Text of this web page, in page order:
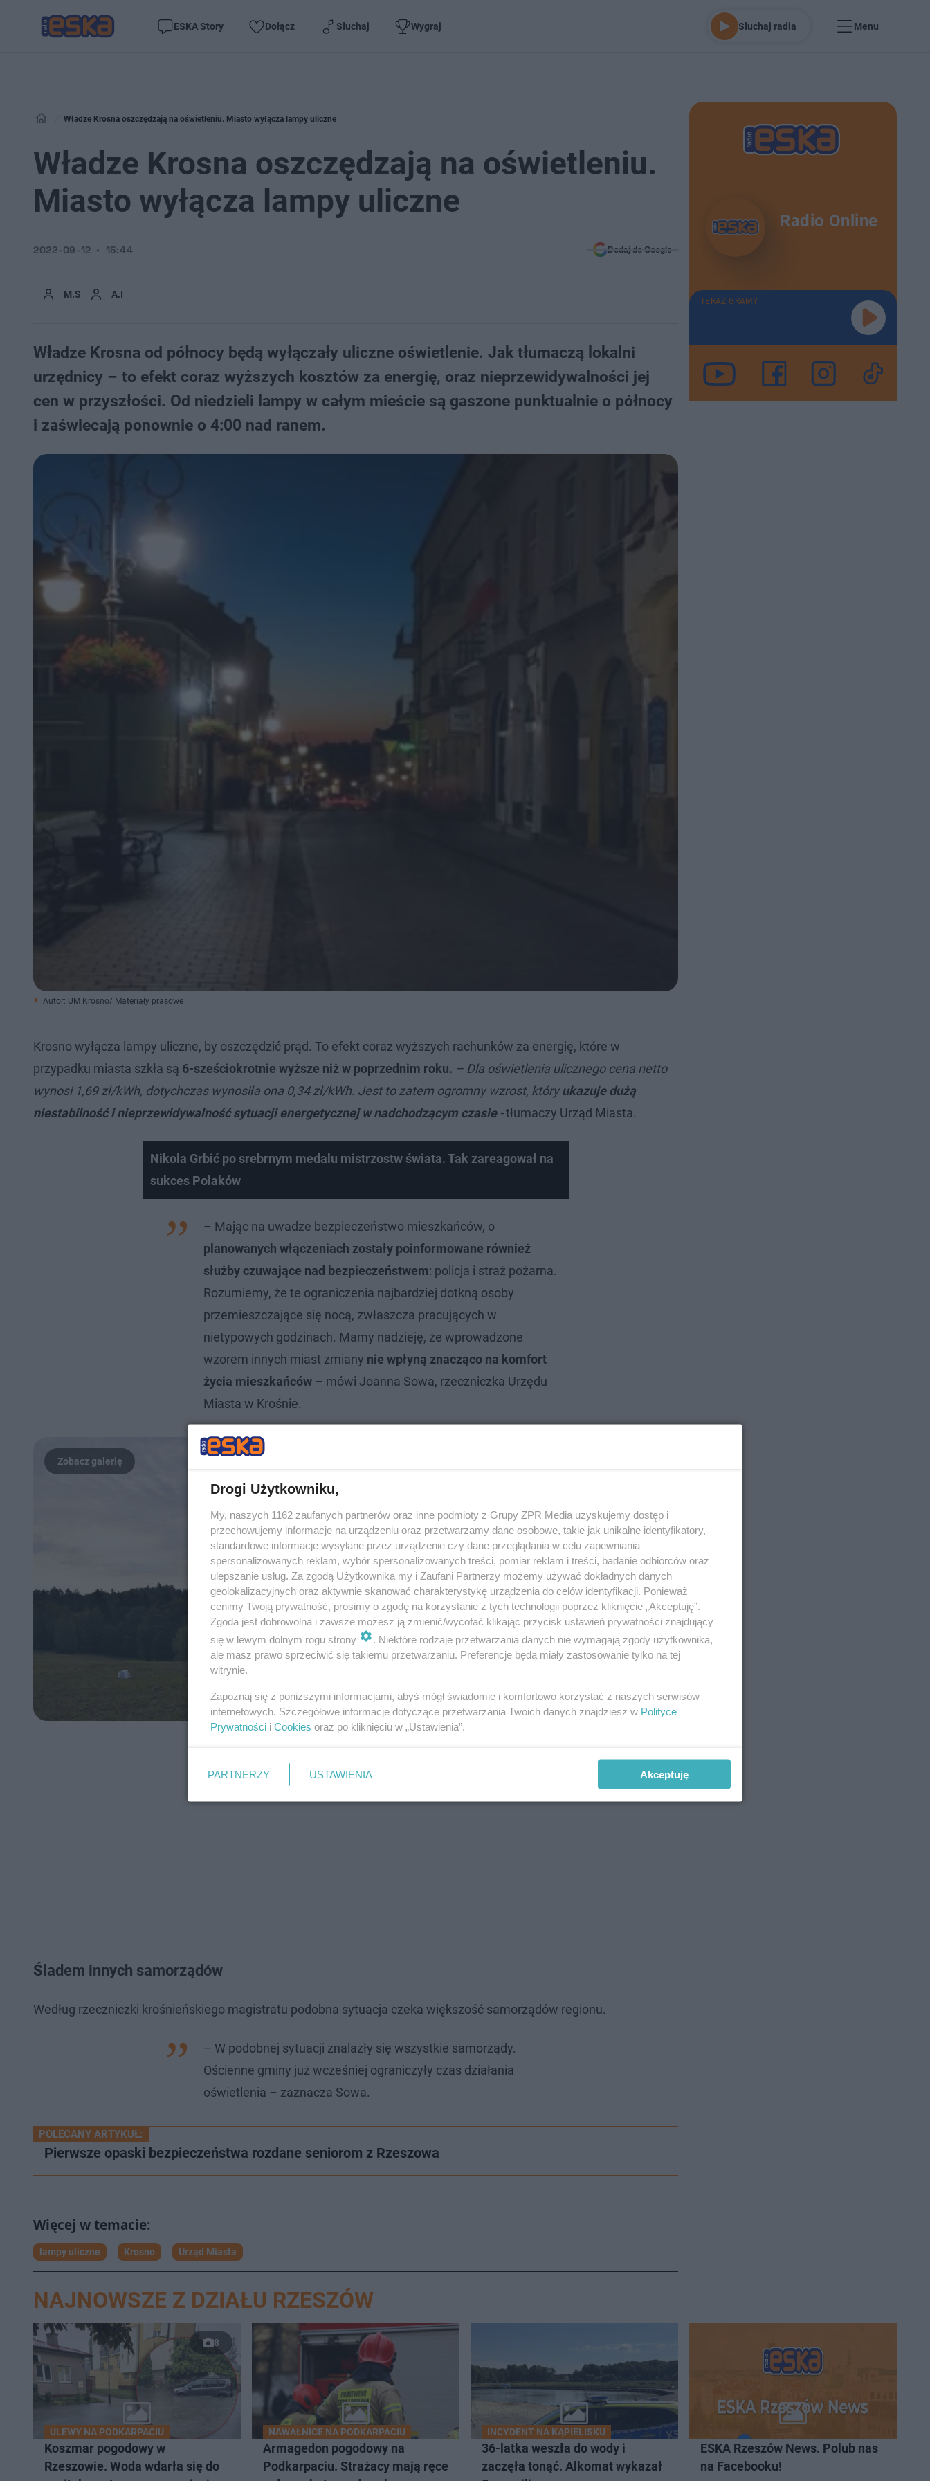
ESKA Story Dołącz Słuchaj Wygraj Słuchaj radia Menu
Władze Krosna oszczędzają na oświetleniu. Miasto wyłącza lampy uliczne
Władze Krosna oszczędzają na oświetleniu.
Miasto wyłącza lampy uliczne
M.S A.I
2022-09-12 15:44 Dodaj do Google
Władze Krosna od północy będą wyłączały uliczne oświetlenie. Jak tłumaczą lokalni
urzędnicy – to efekt coraz wyższych kosztów za energię, oraz nieprzewidywalności jej
cen w przyszłości. Od niedzieli lampy w całym mieście są gaszone punktualnie o północy
i zaświecają ponownie o 4:00 nad ranem.
Autor: UM Krosno/ Materiały prasowe
Krosno wyłącza lampy uliczne, by oszczędzić prąd. To efekt coraz wyższych rachunków za energię, które w
przypadku miasta szkła są 6-sześciokrotnie wyższe niż w poprzednim roku. – Dla oświetlenia ulicznego cena netto
wynosi 1,69 zł/kWh, dotychczas wynosiła ona 0,34 zł/kWh. Jest to zatem ogromny wzrost, któryukazuje dużą
niestabilność i nieprzewidywalność sytuacji energetycznej w nadchodzącym czasie-tłumaczy Urząd Miasta.
Nikola Grbić po srebrnym medalu mistrzostw świata. Tak zareagował na
sukces Polaków
– Mając na uwadze bezpieczeństwo mieszkańców, o
planowanych włączeniach zostały poinformowane również
służby czuwające nad bezpieczeństwem: policja i straż pożarna.
Rozumiemy, że te ograniczenia najbardziej dotkną osoby
przemieszczające się nocą, zwłaszcza pracujących w
nietypowych godzinach. Mamy nadzieję, że wprowadzone
wzorem innych miast zmiany nie wpłyną znacząco na komfort
życia mieszkańców – mówi Joanna Sowa, rzeczniczka Urzędu
Miasta w Krośnie.
Śladem innych samorządów
Według rzeczniczki krośnieńskiego magistratu podobna sytuacja czeka większość samorządów regionu.
– W podobnej sytuacji znalazły się wszystkie samorządy.
Ościenne gminy już wcześniej ograniczyły czas działania
oświetlenia – zaznacza Sowa.
POLECANY ARTYKUŁ:
Pierwsze opaski bezpieczeństwa rozdane seniorom z Rzeszowa
lampy uliczne Krosno Urząd Miasta
Radio Online
TERAZ GRAMY
NAJNOWSZE Z DZIAŁU RZESZÓW
8
ULEWY NA PODKARPACIU
Koszmar pogodowy w
Rzeszowie. Woda wdarła się do
NAWAŁNICE NA PODKARPACIU
Armagedon pogodowy na
Podkarpaciu. Strażacy mają ręce
INCYDENT NA KĄPIELISKU
36-latka weszła do wody i
zaczęła tonąć. Alkomat wykazał
ESKA Rzeszów News. Polub nas
na Facebooku!
Drogi Użytkowniku,
My, naszych 1162 zaufanych partnerów oraz inne podmioty z Grupy ZPR Media uzyskujemy dostęp i
przechowujemy informacje na urządzeniu oraz przetwarzamy dane osobowe, takie jak unikalne identyfikatory,
standardowe informacje wysyłane przez urządzenie czy dane przeglądania w celu zapewniania
spersonalizowanych reklam, wybór spersonalizowanych treści, pomiar reklam i treści, badanie odbiorców oraz
ulepszanie usług. Za zgodą Użytkownika my i Zaufani Partnerzy możemy używać dokładnych danych
geolokalizacyjnych oraz aktywnie skanować charakterystykę urządzenia do celów identyfikacji. Ponieważ
cenimy Twoją prywatność, prosimy o zgodę na korzystanie z tych technologii poprzez kliknięcie „Akceptuję”.
Zgoda jest dobrowolna i zawsze możesz ją zmienić/wycofać klikając przycisk ustawień prywatności znajdujący
się w lewym dolnym rogu strony
. Niektóre rodzaje przetwarzania danych nie wymagają zgody użytkownika,
ale masz prawo sprzeciwić się takiemu przetwarzaniu. Preferencje będą miały zastosowanie tylko na tej
witrynie.
Zapoznaj się z poniższymi informacjami, abyś mógł świadomie i komfortowo korzystać z naszych serwisów
internetowych. Szczegółowe informacje dotyczące przetwarzania Twoich danych znajdziesz w Polityce
Prywatności i Cookies oraz po kliknięciu w „Ustawienia”.
PARTNERZY USTAWIENIA Akceptuję